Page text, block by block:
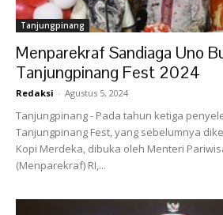
Tanjungpinang
Menparekraf Sandiaga Uno
Tanjungpinang Fest 2024
Redaksi - Agustus 5, 2024
Tanjungpinang - Pada tahun ketiga
Tanjungpinang Fest, yang sebelumnya
Kopi Merdeka, dibuka oleh Menteri
(Menparekraf) RI,...